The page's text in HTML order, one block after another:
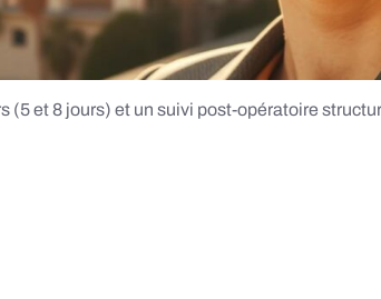
et 8 jours) et un suivi post-opératoire